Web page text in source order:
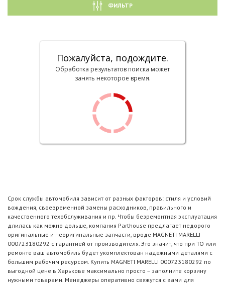
ФИЛЬТР
Пожалуйста, подождите.
Обработка результатов поиска может
занять некоторое время.
Срок службы автомобиля зависит от разных факторов: стиля и условий
вождения, своевременной замены расходников, правильного и
качественного техобслуживания и пр. Чтобы безремонтная эксплуатация
длилась как можно дольше, компания Parthouse предлагает недорого
оригинальные и неоригинальные запчасти, вроде MAGNETI MARELLI
000723180292 с гарантией от производителя. Это значит, что при ТО или
ремонте ваш автомобиль будет укомплектован надежными деталями с
большим рабочим ресурсом. Купить MAGNETI MARELLI 000723180292 по
выгодной цене в Харькове максимально просто – заполните корзину
нужными товарами. Менеджеры оперативно свяжутся с вами для